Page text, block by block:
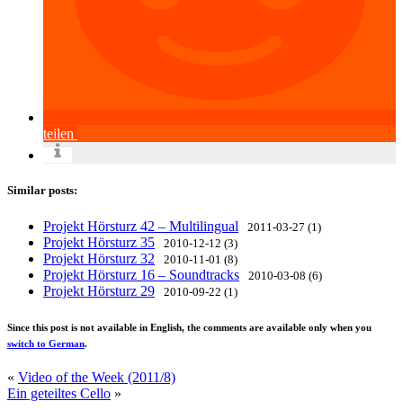
teilen
Similar posts:
Projekt Hörsturz 42 – Multilingual 2011-03-27 (1)
Projekt Hörsturz 35 2010-12-12 (3)
Projekt Hörsturz 32 2010-11-01 (8)
Projekt Hörsturz 16 – Soundtracks 2010-03-08 (6)
Projekt Hörsturz 29 2010-09-22 (1)
Since this post is not available in English, the comments are available only when you
switch to German.
« Video of the Week (2011/8)
Ein geteiltes Cello »